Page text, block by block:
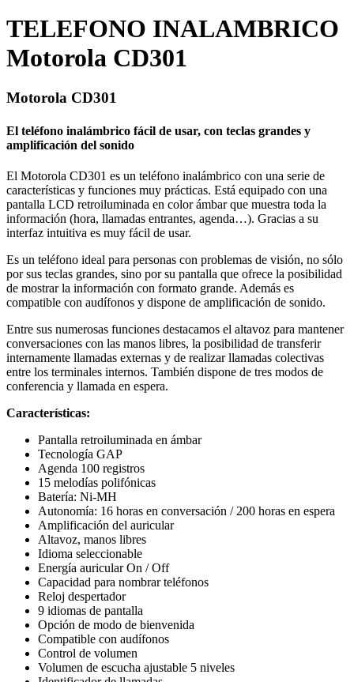
TELEFONO INALAMBRICO
Motorola CD301
Motorola CD301
El teléfono inalámbrico fácil de usar, con teclas grandes y
amplificación del sonido
El Motorola CD301 es un teléfono inalámbrico con una serie de
características y funciones muy prácticas. Está equipado con una
pantalla LCD retroiluminada en color ámbar que muestra toda la
información (hora, llamadas entrantes, agenda…). Gracias a su
interfaz intuitiva es muy fácil de usar.
Es un teléfono ideal para personas con problemas de visión, no sólo
por sus teclas grandes, sino por su pantalla que ofrece la posibilidad
de mostrar la información con formato grande. Además es
compatible con audífonos y dispone de amplificación de sonido.
Entre sus numerosas funciones destacamos el altavoz para mantener
conversaciones con las manos libres, la posibilidad de transferir
internamente llamadas externas y de realizar llamadas colectivas
entre los terminales internos. También dispone de tres modos de
conferencia y llamada en espera.
Características:
Pantalla retroiluminada en ámbar
Tecnología GAP
Agenda 100 registros
15 melodías polifónicas
Batería: Ni-MH
Autonomía: 16 horas en conversación / 200 horas en espera
Amplificación del auricular
Altavoz, manos libres
Idioma seleccionable
Energía auricular On / Off
Capacidad para nombrar teléfonos
Reloj despertador
9 idiomas de pantalla
Opción de modo de bienvenida
Compatible con audífonos
Control de volumen
Volumen de escucha ajustable 5 niveles